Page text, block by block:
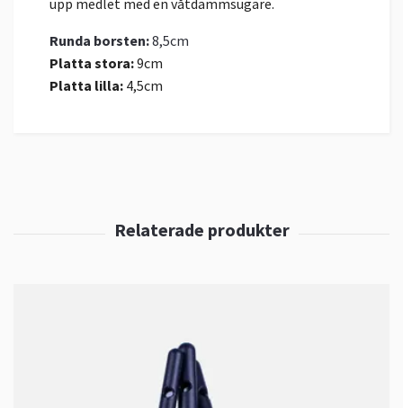
Runda borsten:8,5cm
Platta stora:9cm
Platta lilla: 4,5cm